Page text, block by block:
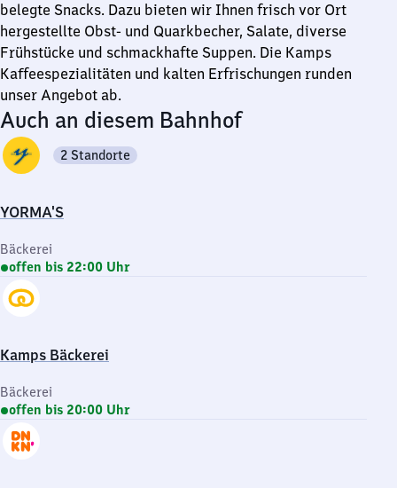
belegte Snacks. Dazu bieten wir Ihnen frisch vor Ort
hergestellte Obst- und Quarkbecher, Salate, diverse
Frühstücke und schmackhafte Suppen. Die Kamps
Kaffeespezialitäten und kalten Erfrischungen runden
unser Angebot ab.
Auch an diesem Bahnhof
YORMA'S
2 Standorte
Bäckerei
offen bis 22:00 Uhr
Kamps Bäckerei
Bäckerei
offen bis 20:00 Uhr